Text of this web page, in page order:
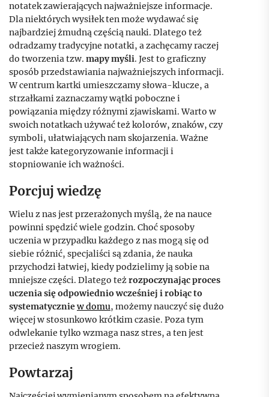
notatek zawierających najważniejsze informacje.
Dla niektórych wysiłek ten może wydawać się
najbardziej żmudną częścią nauki. Dlatego też
odradzamy tradycyjne notatki, a zachęcamy raczej
do tworzenia tzw. mapy myśli. Jest to graficzny
sposób przedstawiania najważniejszych informacji.
W centrum kartki umieszczamy słowa-klucze, a
strzałkami zaznaczamy wątki poboczne i
powiązania między różnymi zjawiskami. Warto w
swoich notatkach używać też kolorów, znaków, czy
symboli, ułatwiających nam skojarzenia. Ważne
jest także kategoryzowanie informacji i
stopniowanie ich ważności.
Porcjuj wiedzę
Wielu z nas jest przerażonych myślą, że na nauce
powinni spędzić wiele godzin. Choć sposoby
uczenia w przypadku każdego z nas mogą się od
siebie różnić, specjaliści są zdania, że nauka
przychodzi łatwiej, kiedy podzielimy ją sobie na
mniejsze części. Dlatego teżrozpoczynając proces
uczenia się odpowiednio wcześniej i robiąc to
systematyczniew domu, możemy nauczyć się dużo
więcej w stosunkowo krótkim czasie. Poza tym
odwlekanie tylko wzmaga nasz stres, a ten jest
przecież naszym wrogiem.
Powtarzaj